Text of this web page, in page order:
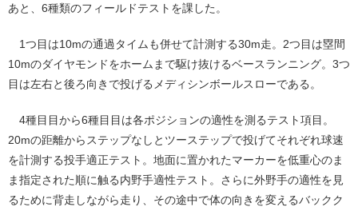
あと、6種類のフィールドテストを課した。
1つ目は10mの通過タイムも併せて計測する30m走。2つ目は塁間
10mのダイヤモンドをホームまで駆け抜けるベースランニング。3つ
目は左右と後ろ向きで投げるメディシンボールスローである。
4種目目から6種目目は各ポジションの適性を測るテスト項目。
20mの距離からステップなしとツーステップで投げてそれぞれ球速
を計測する投手適正テスト。地面に置かれたマーカーを低重心のま
ま指定された順に触る内野手適性テスト。さらに外野手の適性を見
るために背走しながら走り、その途中で体の向きを変えるバックク